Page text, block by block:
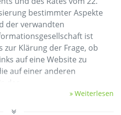
bestimmter Aspekte
der verwandten
ist
zur Klärung der Frage, ob
auf eine Website zu
auf einer anderen
des …
Weiterlesen